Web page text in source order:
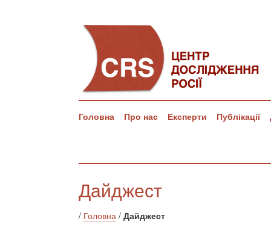
Головна Про нас Експерти Публікації
Дайджест
/ Головна / Дайджест